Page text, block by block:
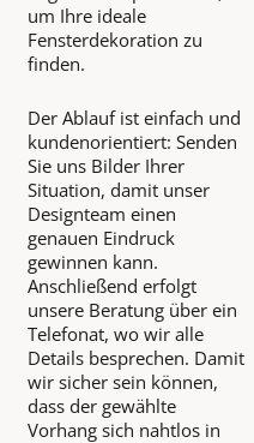
um Ihre ideale
Fensterdekoration zu
finden.
Der Ablauf ist einfach und
kundenorientiert: Senden
Sie uns Bilder Ihrer
Situation, damit unser
Designteam einen
genauen Eindruck
gewinnen kann.
Anschließend erfolgt
unsere Beratung über ein
Telefonat, wo wir alle
Details besprechen. Damit
wir sicher sein können,
dass der gewählte
Vorhang sich nahtlos in